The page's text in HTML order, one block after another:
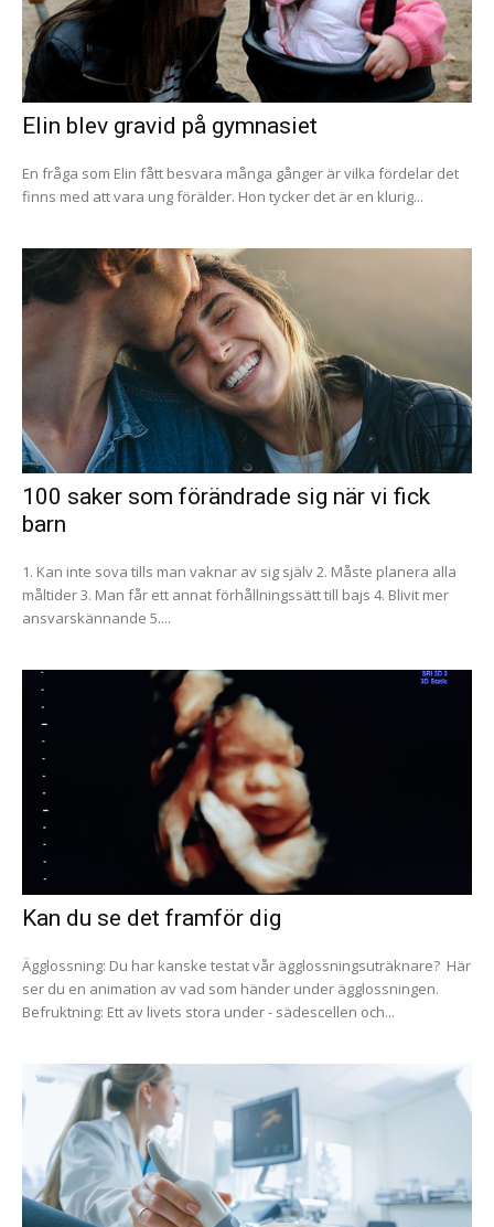
Elin blev gravid på gymnasiet
En fråga som Elin fått besvara många gånger är vilka fördelar det
finns med att vara ung förälder. Hon tycker det är en klurig...
100 saker som förändrade sig när vi fick
barn
1. Kan inte sova tills man vaknar av sig själv 2. Måste planera alla
måltider 3. Man får ett annat förhållningssätt till bajs 4. Blivit mer
ansvarskännande 5....
Kan du se det framför dig
Ägglossning: Du har kanske testat vår ägglossningsuträknare? Här
ser du en animation av vad som händer under ägglossningen.
Befruktning: Ett av livets stora under - sädescellen och...